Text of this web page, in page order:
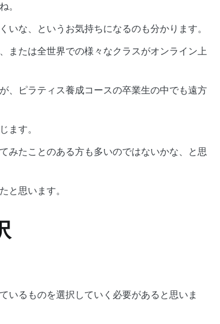
。
な、というお気持ちになるのも分かります。
または全世界での様々なクラスがオンライン上
、ピラティス養成コースの卒業生の中でも遠方
ます。
みたことのある方も多いのではないかな、と思
と思います。
いるものを選択していく必要があると思いま